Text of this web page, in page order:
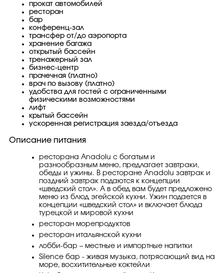
прокат автомобилей
ресторан
бар
конференц-зал
трансфер от/до аэропорта
хранение багажа
открытый бассейн
тренажерный зал
бизнес-центр
прачечная (платно)
врач по вызову (платно)
удобства для гостей с ограниченными
физическими возможностями
лифт
крытый бассейн
ускоренная регистрация заезда/отъезда
Описание питания
ресторана Anadolu с богатым и
разнообразным меню, предлагает завтраки,
обеды и ужины. В ресторане Anadolu завтрак и
поздний завтрак подаются к концепции
«шведский стол». А в обед вам будет предложено
меню из блюд эгейской кухни. Ужин подается в
концепции «шведский стол» и включает блюда
турецкой и мировой кухни
ресторан морепродуктов
ресторан итальянской кухни
лобби-бар – местные и импортные напитки
Silence бар - живая музыка, потрясающий вид на
море, восхитительные коктейли